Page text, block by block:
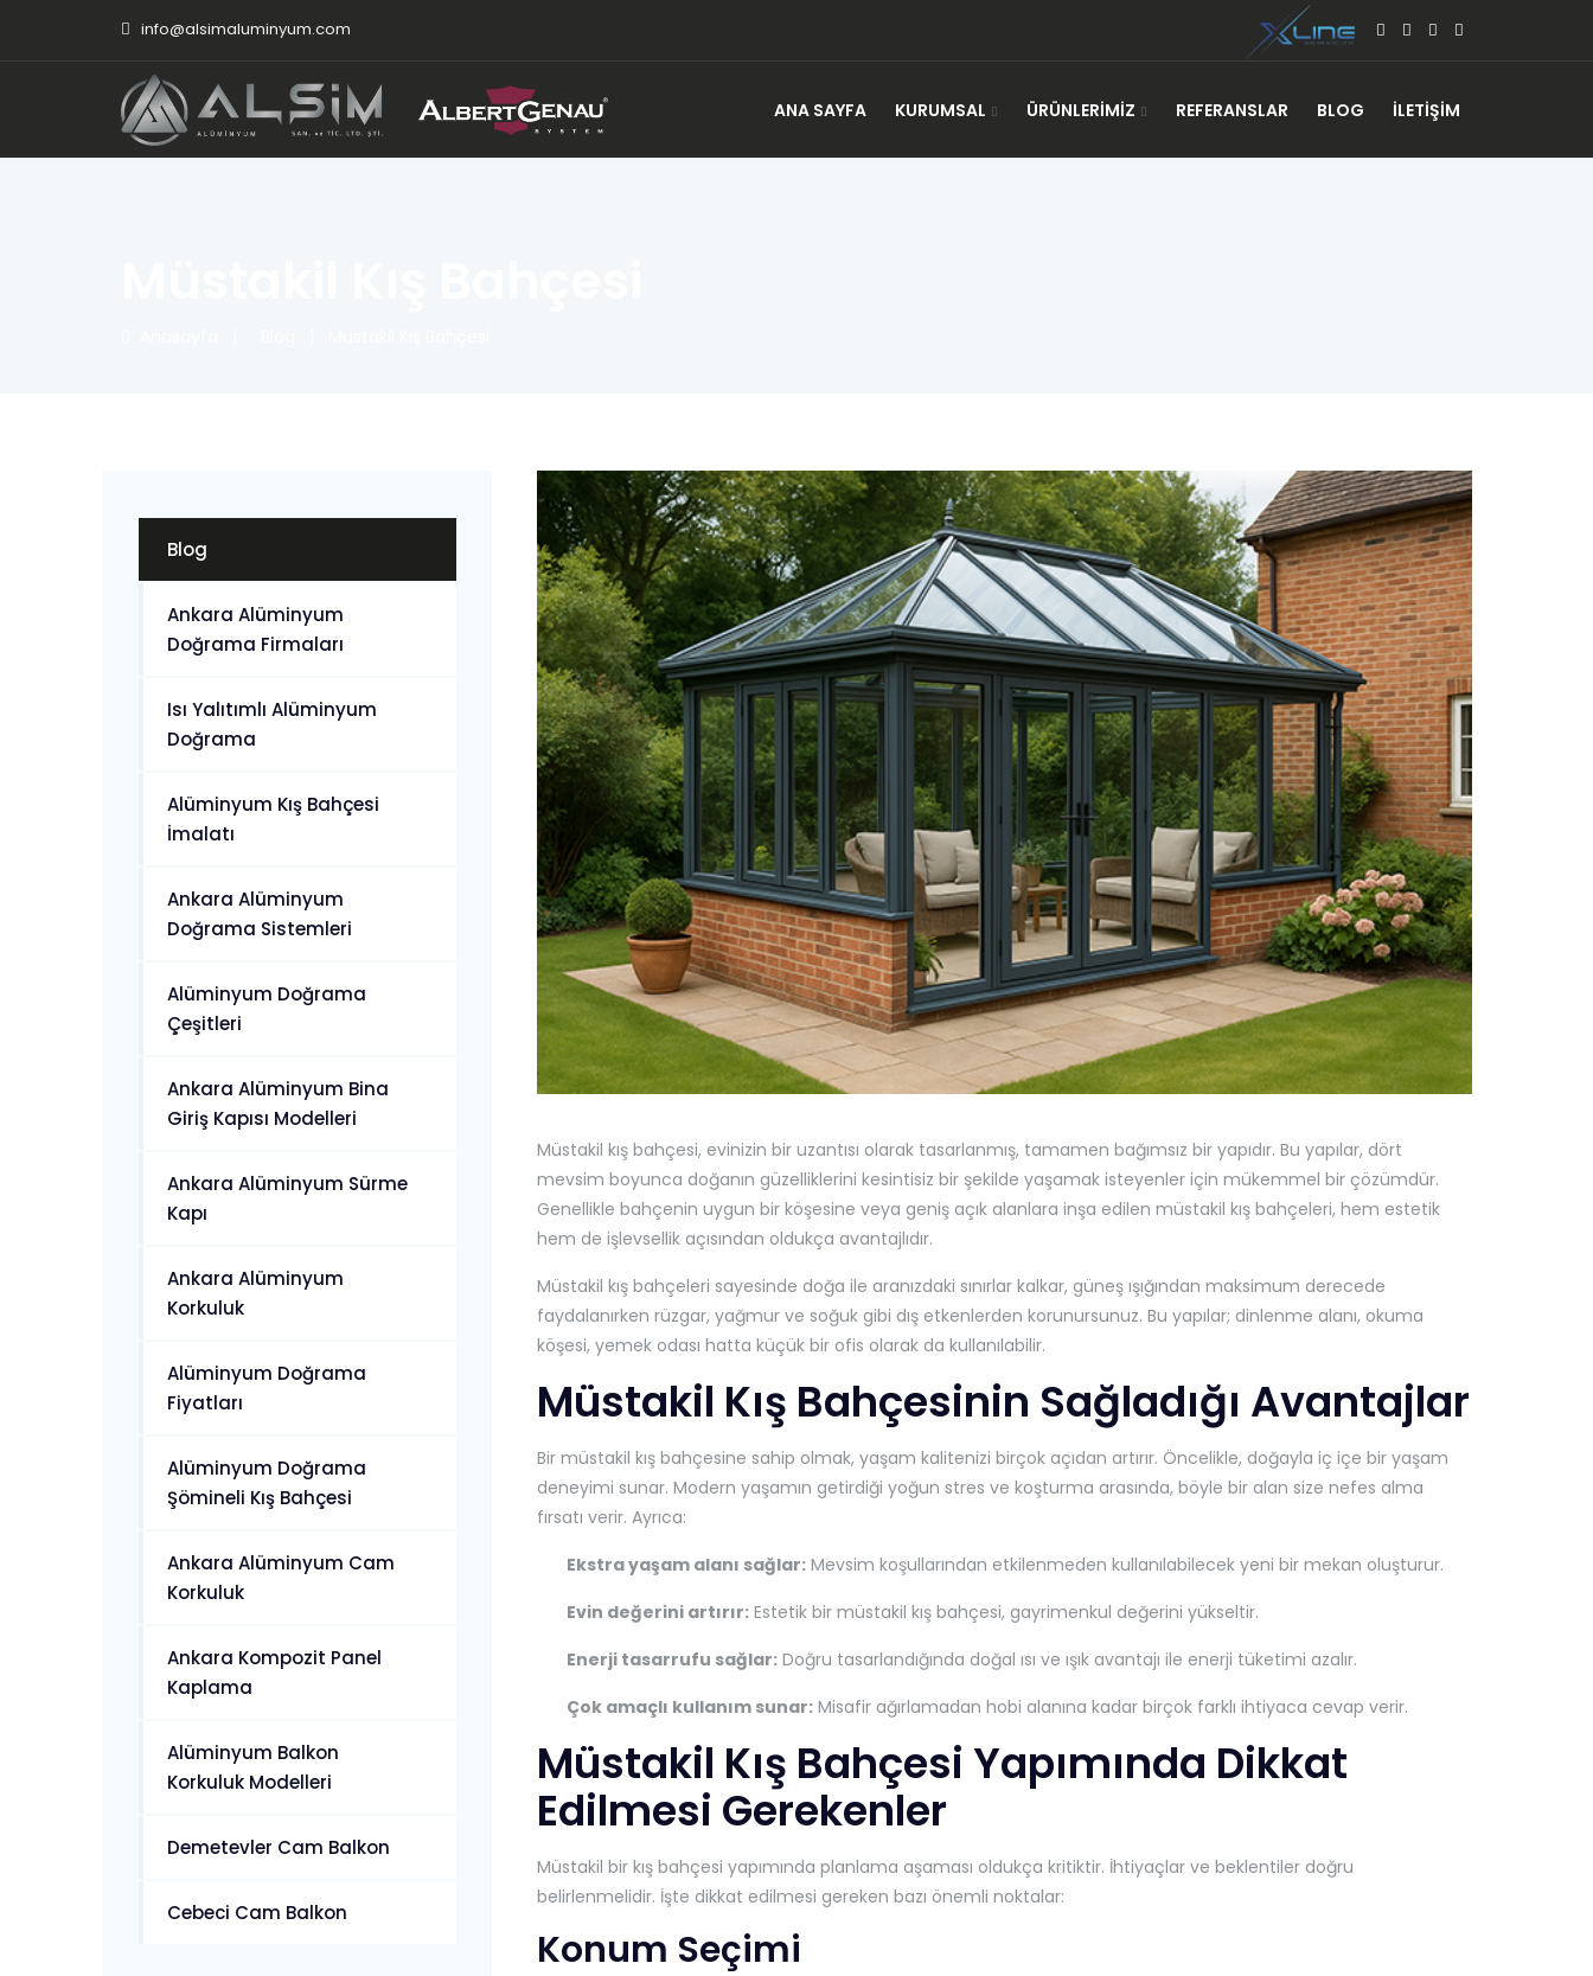
info@alsimaluminyum.com
ANA SAYFA KURUMSAL ÜRÜNLERIMIZ REFERANSLAR BLOG İLETIŞIM
Müstakil kış bahçesi, evinizin bir uzantısı olarak tasarlanmış, tamamen bağımsız bir yapıdır. Bu yapılar, dört
mevsim boyunca doğanın güzelliklerini kesintisiz bir şekilde yaşamak isteyenler için mükemmel bir çözümdür.
Genellikle bahçenin uygun bir köşesine veya geniş açık alanlara inşa edilen müstakil kış bahçeleri, hem estetik
hem de işlevsellik açısından oldukça avantajlıdır.
Müstakil kış bahçeleri sayesinde doğa ile aranızdaki sınırlar kalkar, güneş ışığından maksimum derecede
faydalanırken rüzgar, yağmur ve soğuk gibi dış etkenlerden korunursunuz. Bu yapılar; dinlenme alanı, okuma
köşesi, yemek odası hatta küçük bir ofis olarak da kullanılabilir.
Müstakil Kış Bahçesinin Sağladığı Avantajlar
Bir müstakil kış bahçesine sahip olmak, yaşam kalitenizi birçok açıdan artırır. Öncelikle, doğayla iç içe bir yaşam
deneyimi sunar. Modern yaşamın getirdiği yoğun stres ve koşturma arasında, böyle bir alan size nefes alma
fırsatı verir. Ayrıca:
Ekstra yaşam alanı sağlar: Mevsim koşullarından etkilenmeden kullanılabilecek yeni bir mekan oluşturur.
Evin değerini artırır: Estetik bir müstakil kış bahçesi, gayrimenkul değerini yükseltir.
Enerji tasarrufu sağlar: Doğru tasarlandığında doğal ısı ve ışık avantajı ile enerji tüketimi azalır.
Çok amaçlı kullanım sunar: Misafir ağırlamadan hobi alanına kadar birçok farklı ihtiyaca cevap verir.
Müstakil Kış Bahçesi Yapımında Dikkat
Edilmesi Gerekenler
Müstakil bir kış bahçesi yapımında planlama aşaması oldukça kritiktir. İhtiyaçlar ve beklentiler doğru
belirlenmelidir. İşte dikkat edilmesi gereken bazı önemli noktalar:
Konum Seçimi
Blog
Ankara Alüminyum
Doğrama Firmaları
Isı Yalıtımlı Alüminyum
Doğrama
Alüminyum Kış Bahçesi
İmalatı
Ankara Alüminyum
Doğrama Sistemleri
Alüminyum Doğrama
Çeşitleri
Ankara Alüminyum Bina
Giriş Kapısı Modelleri
Ankara Alüminyum Sürme
Kapı
Ankara Alüminyum
Korkuluk
Alüminyum Doğrama
Fiyatları
Alüminyum Doğrama
Şömineli Kış Bahçesi
Ankara Alüminyum Cam
Korkuluk
Ankara Kompozit Panel
Kaplama
Alüminyum Balkon
Korkuluk Modelleri
Demetevler Cam Balkon
Cebeci Cam Balkon